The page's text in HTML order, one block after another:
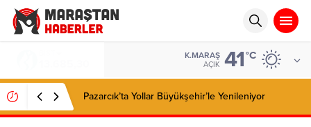
K.MARAŞ
AÇIK 41°C
Pazarcık’ta Yollar Büyükşehir’le Yenileniyor